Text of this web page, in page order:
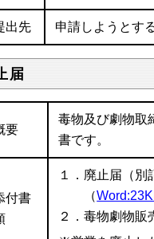
出先 申請しようとす
届
要
毒物及び劇物取
書です。
付書
１．廃止届（別
（
２．毒物劇物販